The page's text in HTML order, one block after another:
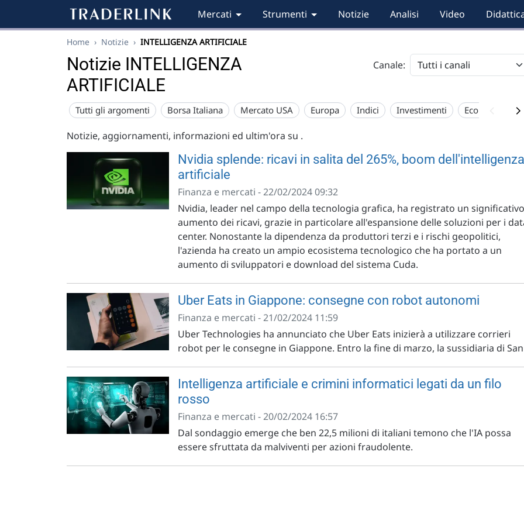
Mercati Strumenti Notizie Analisi Video
Home › Notizie › INTELLIGENZA ARTIFICIALE
Notizie INTELLIGENZA
ARTIFICIALE
Canale:
Tutti gli argomenti Borsa Italiana Mercato USA Europa Indici Investimenti Economia
Notizie, aggiornamenti, informazioni ed ultim'ora su .
Nvidia splende: ricavi in salita del 265%, boom dell'intelligenza
artificiale
Finanza e mercati - 22/02/2024 09:32
Nvidia, leader nel campo della tecnologia grafica, ha registrato un significativo
aumento dei ricavi, grazie in particolare all'espansione delle soluzioni per i
center. Nonostante la dipendenza da produttori terzi e i rischi geopolitici,
l'azienda ha creato un ampio ecosistema tecnologico che ha portato a un
aumento di sviluppatori e download del sistema Cuda.
Uber Eats in Giappone: consegne con robot autonomi
Finanza e mercati - 21/02/2024 11:59
Uber Technologies ha annunciato che Uber Eats inizierà a utilizzare corrieri
robot per le consegne in Giappone. Entro la fine di marzo, la sussidiaria di
Intelligenza artificiale e crimini informatici legati da un filo
rosso
Finanza e mercati - 20/02/2024 16:57
Dal sondaggio emerge che ben 22,5 milioni di italiani temono che l'IA possa
essere sfruttata da malviventi per azioni fraudolente.